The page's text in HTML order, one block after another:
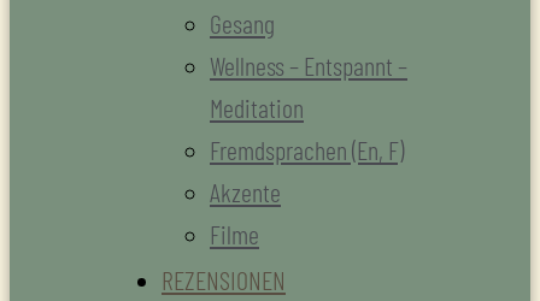
Gesang
Wellness – Entspannt –
Meditation
Fremdsprachen (En, F)
Akzente
Filme
REZENSIONEN